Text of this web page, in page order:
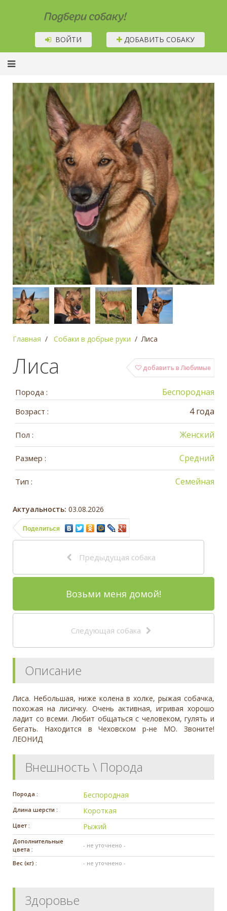
Подбери собаку!
ВОЙТИ ДОБАВИТЬ СОБАКУ
Главная Собаки в добрые руки Лиса
добавить в Любимые
Лиса
Порода : Беспородная
Возраст : 4 года
Пол : Женский
Размер : Средний
Тип : Семейная
Актуальность: 03.08.2026
Поделиться
Предыдущая собака
Возьми меня домой!
Следующая собака
Описание
Лиса. Небольшая, ниже колена в холке, рыжая собачка,
похожая на лисичку. Очень активная, игривая хорошо
ладит со всеми. Любит общаться с человеком, гулять и
бегать. Находится в Чеховском р-не МО. Звоните!
ЛЕОНИД
Внешность \ Порода
Порода : Беспородная
Длина шерсти : Короткая
Цвет : Рыжий
Дополнительные
цвета :
- не уточнено -
Вес (кг) : - не уточнено -
Здоровье